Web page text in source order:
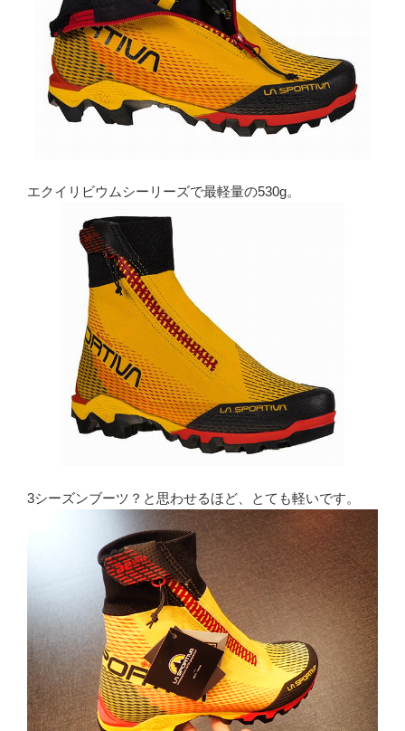
エクイリビウムシーリーズで最軽量の530g。
3シーズンブーツ？と思わせるほど、とても軽いです。